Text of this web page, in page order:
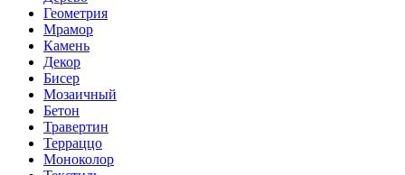
Геометрия
Мрамор
Камень
Декор
Бисер
Мозаичный
Бетон
Травертин
Терраццо
Моноколор